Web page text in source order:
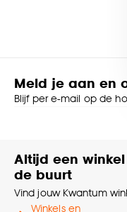
Meld je aan en
Blijf per e-mail op de
Altijd een
de buurt
Vind jouw Kwantum
Winkels en